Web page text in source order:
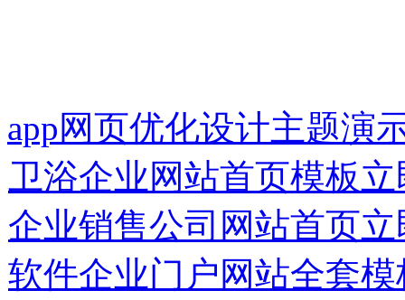
app网页优化设计主题演
卫浴企业网站首页模板
企业销售公司网站首页
软件企业门户网站全套模